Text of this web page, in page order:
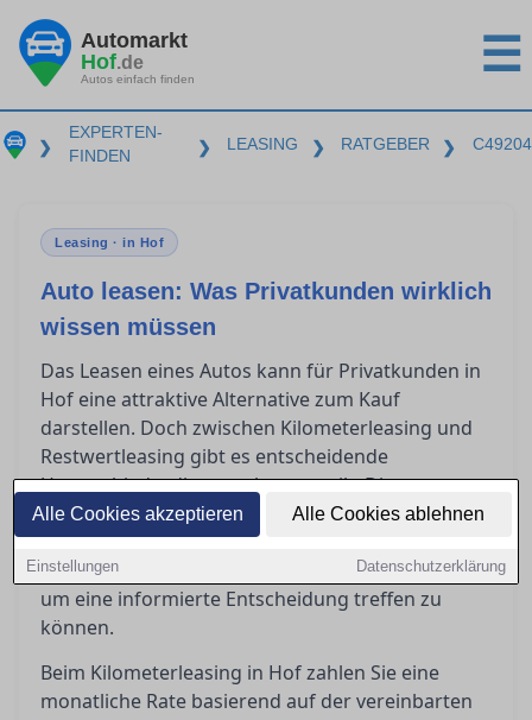
Alle Cookies akzeptieren Alle Cookies ablehnen
Einstellungen Datenschutzerklärung
Automarkt
Hof.de
Autos einfach finden ☰
❯
EXPERTEN-
FINDEN
❯ LEASING ❯ RATGEBER ❯ C49204
Leasing · in Hof
Auto leasen: Was Privatkunden wirklich
wissen müssen
Das Leasen eines Autos kann für Privatkunden in
Hof eine attraktive Alternative zum Kauf
darstellen. Doch zwischen Kilometerleasing und
Restwertleasing gibt es entscheidende
Unterschiede, die es zu kennen gilt. Dieser
Ratgeber beleuchtet, welche Aspekte im
Leasingvertrag besonders relevant sind und wie
man häufigen Kostenfallen geschickt ausweicht,
um eine informierte Entscheidung treffen zu
können.
Beim Kilometerleasing in Hof zahlen Sie eine
monatliche Rate basierend auf der vereinbarten